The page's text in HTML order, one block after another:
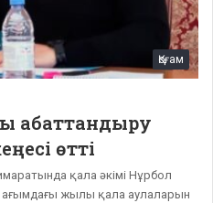
Қоғам
абаттандыру
өтті
қала әкімі Нұрбол
жылы қала аулаларын